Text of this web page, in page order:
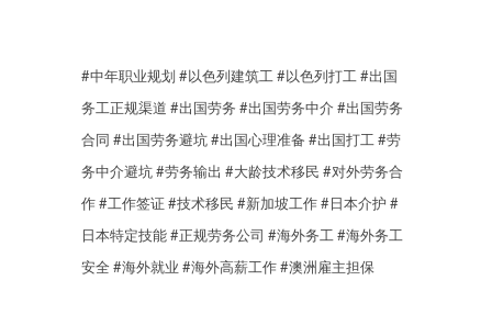
#中年职业规划 #以色列建筑工 #以色列打工 #出国
务工正规渠道 #出国劳务 #出国劳务中介 #出国劳务
合同 #出国劳务避坑#出国心理准备 #出国打工 #劳
务中介避坑#劳务输出 #大龄技术移民 #对外劳务合
作#工作签证#技术移民 #新加坡工作#日本介护 #
日本特定技能#正规劳务公司 #海外务工 #海外务工
安全#海外就业 #海外高薪工作#澳洲雇主担保